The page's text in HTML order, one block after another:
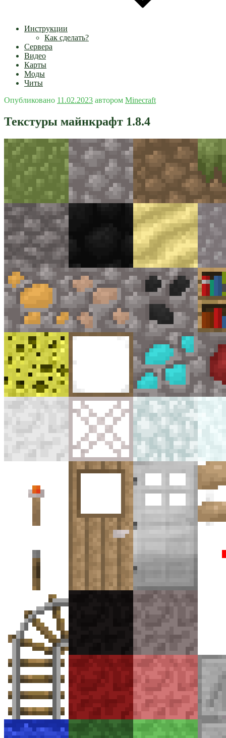
Инструкции
Как сделать?
Сервера
Видео
Карты
Моды
Читы
Опубликовано 11.02.2023 автором Minecraft
Текстуры майнкрафт 1.8.4